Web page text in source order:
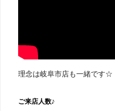
理念は岐阜市店も一緒です☆
ご来店人数♪